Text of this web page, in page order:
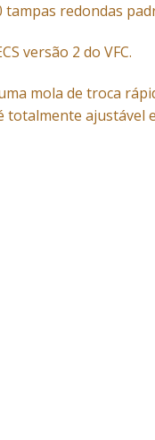
redondas
versão 2 do VFC.
mola de troca
ajustável